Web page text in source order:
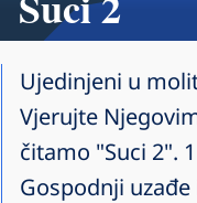
Ujedinjeni u
Vjerujte
čitamo "Suci 2".
Gospodnji